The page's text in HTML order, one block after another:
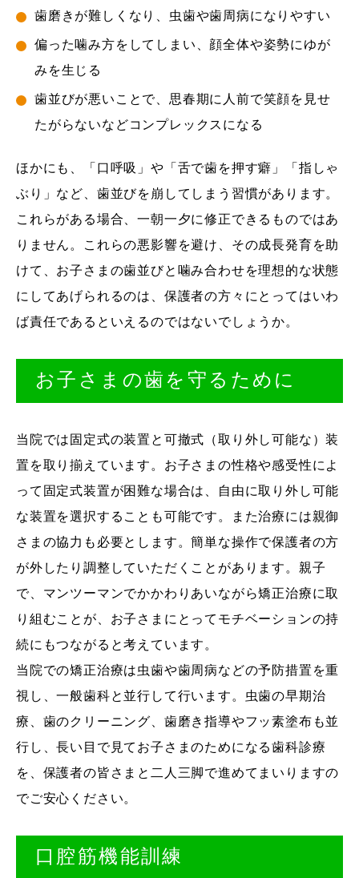
歯磨きが難しくなり、虫歯や歯周病になりやすい
偏った噛み方をしてしまい、顔全体や姿勢にゆが
みを生じる
歯並びが悪いことで、思春期に人前で笑顔を見せ
たがらないなどコンプレックスになる
ほかにも、「口呼吸」や「舌で歯を押す癖」「指しゃ
ぶり」など、歯並びを崩してしまう習慣があります。
これらがある場合、一朝一夕に修正できるものではあ
りません。これらの悪影響を避け、その成長発育を助
けて、お子さまの歯並びと噛み合わせを理想的な状態
にしてあげられるのは、保護者の方々にとってはいわ
ば責任であるといえるのではないでしょうか。
お子さまの歯を守るために
当院では固定式の装置と可撤式（取り外し可能な）装
置を取り揃えています。お子さまの性格や感受性によ
って固定式装置が困難な場合は、自由に取り外し可能
な装置を選択することも可能です。また治療には親御
さまの協力も必要とします。簡単な操作で保護者の方
が外したり調整していただくことがあります。親子
で、マンツーマンでかかわりあいながら矯正治療に取
り組むことが、お子さまにとってモチベーションの持
続にもつながると考えています。
当院での矯正治療は虫歯や歯周病などの予防措置を重
視し、一般歯科と並行して行います。虫歯の早期治
療、歯のクリーニング、歯磨き指導やフッ素塗布も並
行し、長い目で見てお子さまのためになる歯科診療
を、保護者の皆さまと二人三脚で進めてまいりますの
でご安心ください。
口腔筋機能訓練